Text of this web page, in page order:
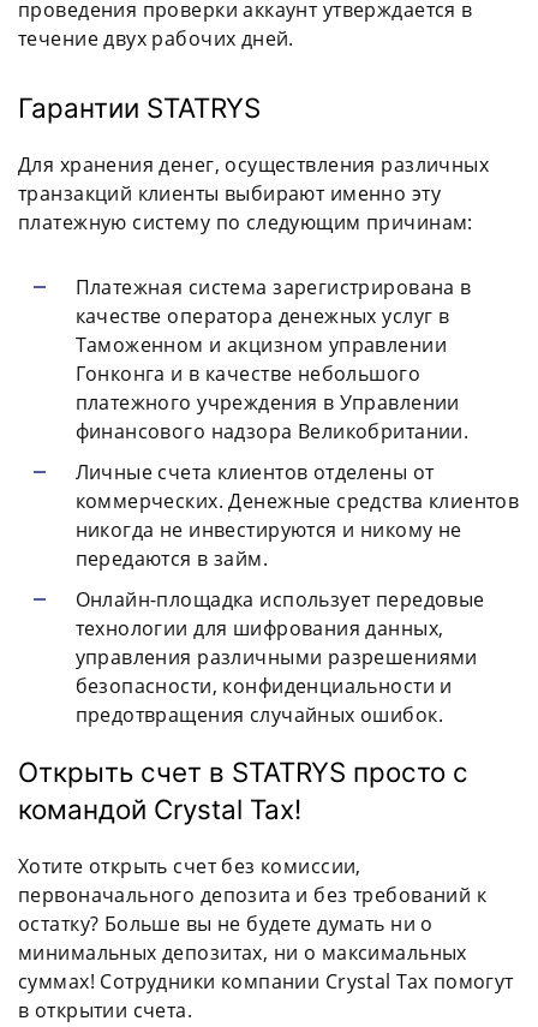
проведения проверки аккаунт утверждается в
течение двух рабочих дней.
Гарантии STATRYS
Для хранения денег, осуществления различных
транзакций клиенты выбирают именно эту
платежную систему по следующим причинам:
Платежная система зарегистрирована в
качестве оператора денежных услуг в
Таможенном и акцизном управлении
Гонконга и в качестве небольшого
платежного учреждения в Управлении
финансового надзора Великобритании.
Личные счета клиентов отделены от
коммерческих. Денежные средства клиентов
никогда не инвестируются и никому не
передаются в займ.
Онлайн-площадка использует передовые
технологии для шифрования данных,
управления различными разрешениями
безопасности, конфиденциальности и
предотвращения случайных ошибок.
Открыть счет в STATRYS просто с
командой Crystal Tax!
Хотите открыть счет без комиссии,
первоначального депозита и без требований к
остатку? Больше вы не будете думать ни о
минимальных депозитах, ни о максимальных
суммах! Сотрудники компании Crystal Tax помогут
в открытии счета.